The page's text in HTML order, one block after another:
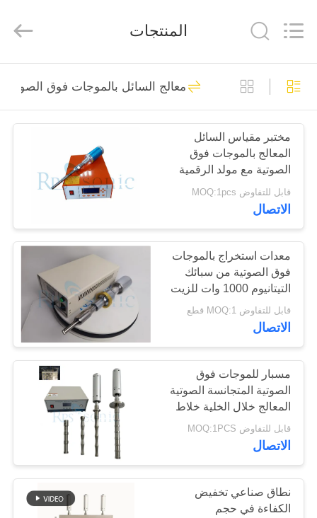
منزل،
بيت
منتجات
معلومات
جولة
المعمل
مراقبة
الجودة
اتصل
أخبار
Equipment
Co.,
Rights
أداة لحام بالموجات
فوق الصوتية
101
محول اللحام
بالموجات فوق
الصوتية
51
محول اللحام
بالموجات فوق
الصوتية
17
المنتجات
معالج السائل بالموجات فوق الصوتية
مختبر مقياس السائل
المعالج بالموجات فوق
الصوتية مع مولد الرقمية
قابل للتفاوض MOQ:1pcs
الاتصال
معدات استخراج بالموجات
فوق الصوتية من سبائك
التيتانيوم 1000 وات للزيت
العطري للنبات
قابل للتفاوض MOQ:1 قطع
الاتصال
مسبار للموجات فوق
الصوتية المتجانسة الصوتية
المعالج خلال الخلية خلاط
قابل للتفاوض MOQ:1PCS
الاتصال
نطاق صناعي تخفيض
الكفاءة في حجم